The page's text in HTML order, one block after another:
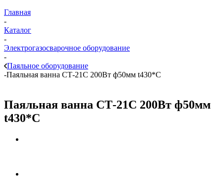
Главная
-
Каталог
-
Электрогазосварочное оборудование
-
Паяльное оборудование
-Паяльная ванна СТ-21С 200Вт ф50мм t430*C
Паяльная ванна СТ-21С 200Вт ф50мм
t430*C